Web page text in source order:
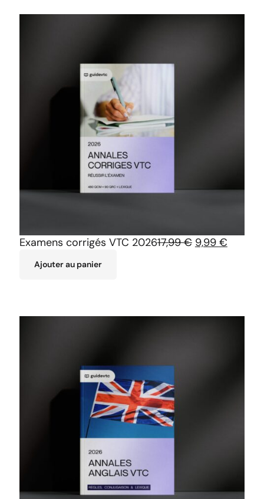
Examens corrigés VTC 202617,99€ 9,99 €
Ajouter au panier